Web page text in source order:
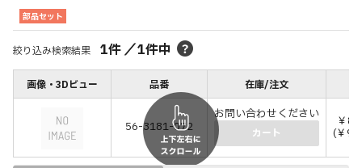
部品セット
絞り込み検索結果 1件／1件中
画像・3Dビュー 品番 在庫/注文
56-3181-072
お問い合わせください
カート
￥
(￥